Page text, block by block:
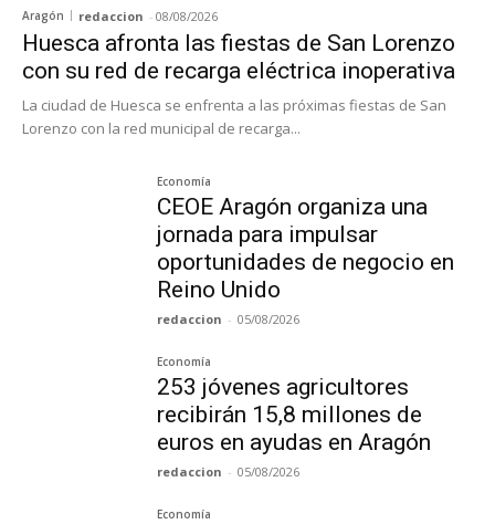
Aragón redaccion - 08/08/2026
Huesca afronta las fiestas de San Lorenzo
con su red de recarga eléctrica inoperativa
La ciudad de Huesca se enfrenta a las próximas fiestas de San
Lorenzo con la red municipal de recarga...
Economía
CEOE Aragón organiza una
jornada para impulsar
oportunidades de negocio en
Reino Unido
redaccion - 05/08/2026
Economía
253 jóvenes agricultores
recibirán 15,8 millones de
euros en ayudas en Aragón
redaccion - 05/08/2026
Economía